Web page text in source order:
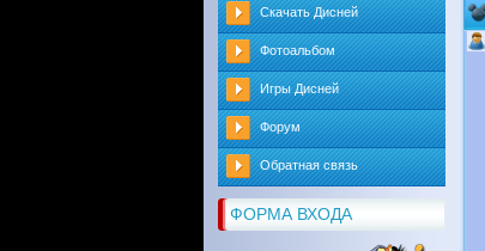
Скачать Дисней
Фотоальбом
Игры Дисней
Форум
Обратная связь
ФОРМА ВХОДА